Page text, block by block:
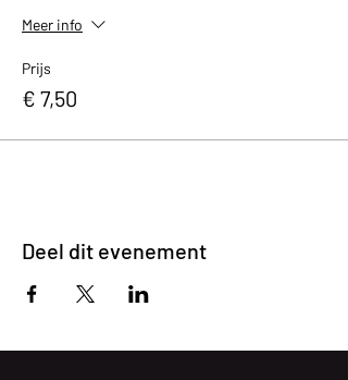
Meer info
Prijs
€ 7,50
Deel dit evenement